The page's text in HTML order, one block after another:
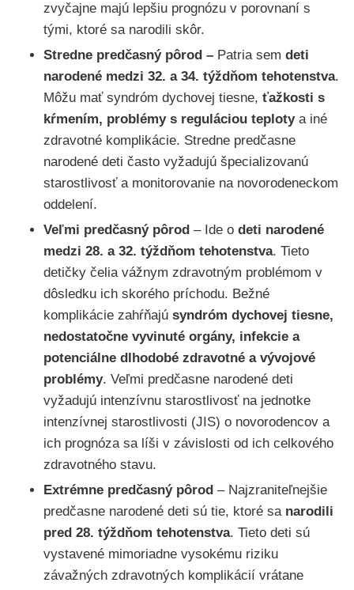
zvyčajne majú lepšiu prognózu v porovnaní s
tými, ktoré sa narodili skôr.
Stredne predčasný pôrod – Patria sem deti
narodené medzi 32. a 34. týždňom tehotenstva.
Môžu mať syndróm dychovej tiesne, ťažkosti s
kŕmením, problémy s reguláciou teplotya iné
zdravotné komplikácie. Stredne predčasne
narodené deti často vyžadujú špecializovanú
starostlivosť a monitorovanie na novorodeneckom
oddelení.
Veľmi predčasný pôrod – Ide o deti narodené
medzi 28. a 32. týždňom tehotenstva. Tieto
detičky čelia vážnym zdravotným problémom v
dôsledku ich skorého príchodu. Bežné
komplikácie zahŕňajú syndróm dychovej tiesne,
nedostatočne vyvinuté orgány, infekcie a
potenciálne dlhodobé zdravotné a vývojové
problémy. Veľmi predčasne narodené deti
vyžadujú intenzívnu starostlivosť na jednotke
intenzívnej starostlivosti (JIS) o novorodencov a
ich prognóza sa líši v závislosti od ich celkového
zdravotného stavu.
Extrémne predčasný pôrod – Najzraniteľnejšie
predčasne narodené deti sú tie, ktoré sa narodili
pred 28. týždňom tehotenstva. Tieto deti sú
vystavené mimoriadne vysokému riziku
závažných zdravotných komplikácií vrátane